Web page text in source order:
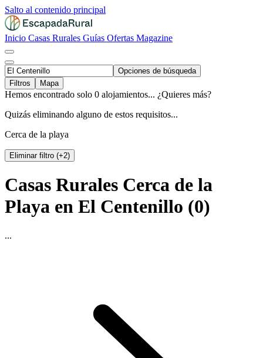
Salto al contenido principal
Inicio Casas Rurales Guías Ofertas Magazine
Opciones de búsqueda
Filtros
Mapa
Hemos encontrado solo 0 alojamientos... ¿Quieres más?
Quizás eliminando alguno de estos requisitos...
Cerca de la playa
Eliminar filtro (+2)
Casas Rurales Cerca de la
Playa en El Centenillo (0)
...